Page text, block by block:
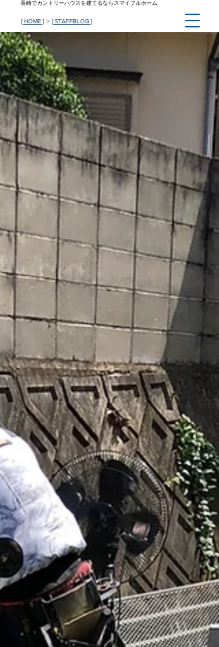
長崎でカントリーハウスを建てるならスマイフルホーム
[ HOME ] > [STAFFBLOG]